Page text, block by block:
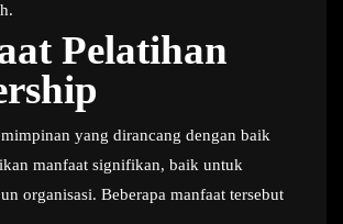
Pelatihan
yang dirancang dengan baik
manfaat signifikan, baik untuk
organisasi. Beberapa manfaat tersebut